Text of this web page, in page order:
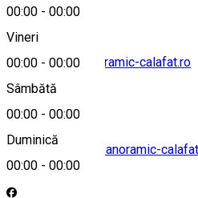
00:00 - 00:00
Vineri
00:00 - 00:00
Sâmbătă
00:00 - 00:00
Duminică
00:00 - 00:00
office@hotelpanoramic-calafat.ro
http://www.hotelpanoramic-